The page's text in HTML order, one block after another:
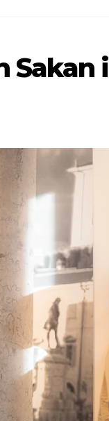
Sakan
VIKEND FERMARKET
dan
mace